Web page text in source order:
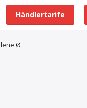
Händlertarife
Ø